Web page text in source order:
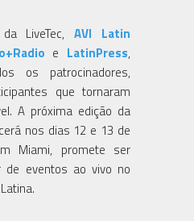
da LiveTec,AVI Latin
e LatinPress,
os patrocinadores,
que tornaram
A próxima edição da
nos dias 12 e 13 de
Miami, promete ser
de eventos ao vivo no